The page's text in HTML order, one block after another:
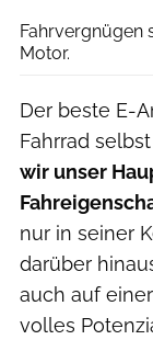
Fahrvergnügen
Motor.
Der beste E-
Fahrrad
wir unser
nur in seiner
darüber
auch auf
volles